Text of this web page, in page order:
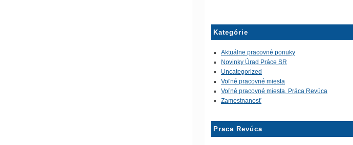
Kategórie
Aktuálne pracovné ponuky
Novinky Úrad Práce SR
Uncategorized
Voľné pracovné miesta
Voľné pracovné miesta. Práca Revúca
Zamestnanosť
Praca Revúca